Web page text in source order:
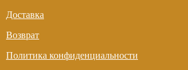
Доставка
Возврат
Политика конфиденциальности